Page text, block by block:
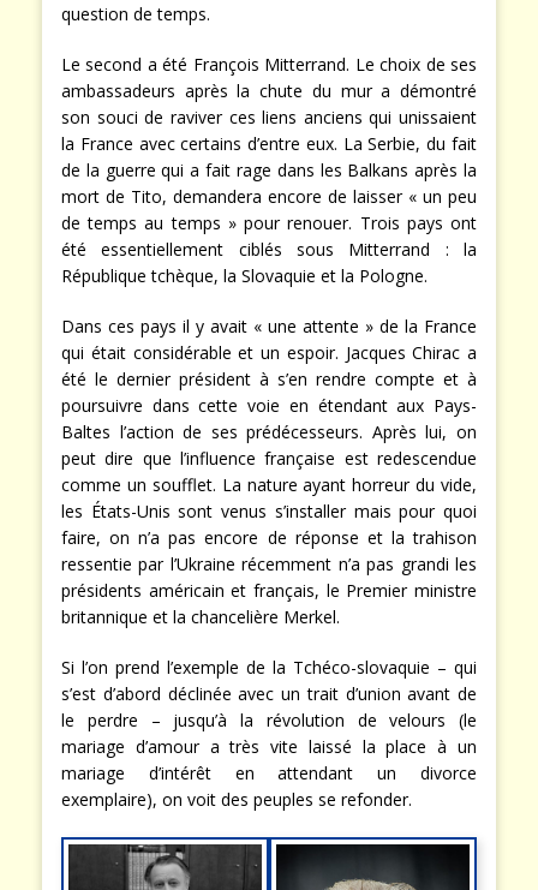
question de temps.
Le second a été François Mitterrand. Le choix de ses
ambassadeurs après la chute du mur a démontré
son souci de raviver ces liens anciens qui unissaient
la France avec certains d’entre eux. La Serbie, du fait
de la guerre qui a fait rage dans les Balkans après la
mort de Tito, demandera encore de laisser « un peu
de temps au temps » pour renouer. Trois pays ont
été essentiellement ciblés sous Mitterrand : la
République tchèque, la Slovaquie et la Pologne.
Dans ces pays il y avait « une attente » de la France
qui était considérable et un espoir. Jacques Chirac a
été le dernier président à s’en rendre compte et à
poursuivre dans cette voie en étendant aux Pays-
Baltes l’action de ses prédécesseurs. Après lui, on
peut dire que l’influence française est redescendue
comme un soufflet. La nature ayant horreur du vide,
les États-Unis sont venus s’installer mais pour quoi
faire, on n’a pas encore de réponse et la trahison
ressentie par l’Ukraine récemment n’a pas grandi les
présidents américain et français, le Premier ministre
britannique et la chancelière Merkel.
Si l’on prend l’exemple de la Tchéco-slovaquie – qui
s’est d’abord déclinée avec un trait d’union avant de
le perdre – jusqu’à la révolution de velours (le
mariage d’amour a très vite laissé la place à un
mariage d’intérêt en attendant un divorce
exemplaire), on voit des peuples se refonder.